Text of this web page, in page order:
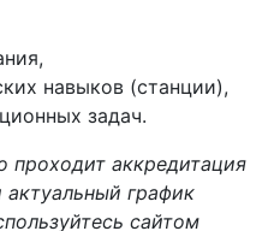
навыков (станции),
задач.
проходит аккредитация
график
сайтом